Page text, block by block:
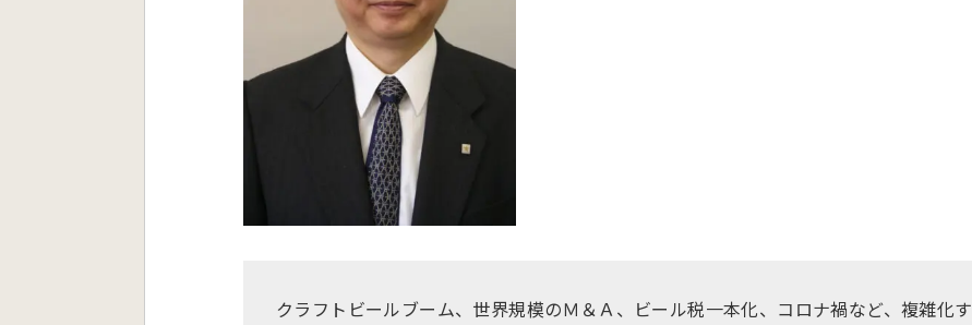
クラフトビールブーム、世界規模のＭ＆Ａ、ビール税一本化、コロナ禍など、複雑化す